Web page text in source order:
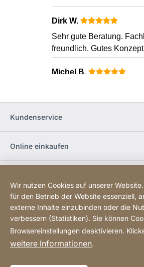
Kundenservice
Online einkaufen
JURA Newsletter
Social Media
Sitemap
Wir nutzen Cookies auf unserer
für den Betrieb der Website essenziell,
externe Inhalte einzubinden oder die
verbessern (Statistiken). Sie können
Browsereinstellungen deaktivieren.
weitere Informationen.